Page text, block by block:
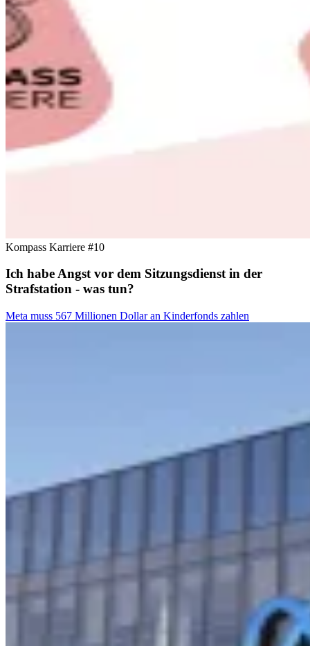
Kompass Karriere #10
Ich habe Angst vor dem Sitzungsdienst in der
Strafstation - was tun?
Meta muss 567 Millionen Dollar an Kinderfonds zahlen